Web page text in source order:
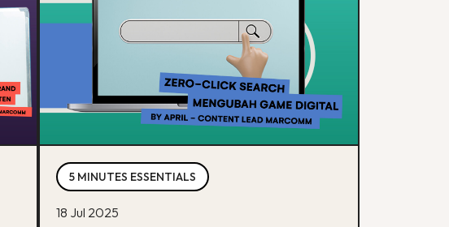
5 MINUTES ESSENTIALS
18 Jul 2025